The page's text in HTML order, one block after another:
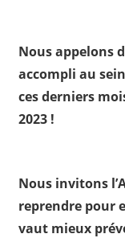
Nous appelons
accompli au
ces derniers
2023 !
Nous invitons
reprendre pour
vaut mieux